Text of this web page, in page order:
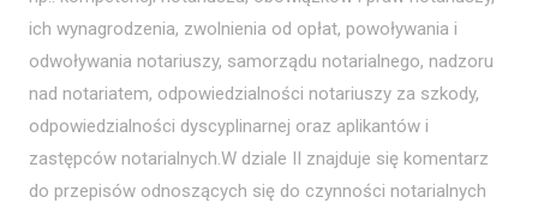
ich wynagrodzenia, zwolnienia od opłat, powoływania i
odwoływania notariuszy, samorządu notarialnego, nadzoru
nad notariatem, odpowiedzialności notariuszy za szkody,
odpowiedzialności dyscyplinarnej oraz aplikantów i
zastępców notarialnych.W dziale II znajduje się komentarz
do przepisów odnoszących się do czynności notarialnych